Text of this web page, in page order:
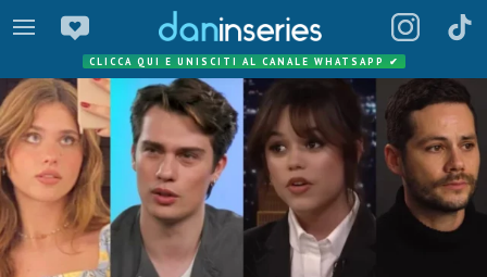
CLICCA QUI E UNISCITI AL CANALE WHATSAPP ✔